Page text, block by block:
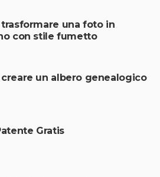
trasformare una foto in
con stile fumetto
creare un albero genealogico
Gratis